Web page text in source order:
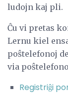
ludojn kaj pli.
Ĉu vi pretas
Lernu kiel
poŝtelefonoj
via
Registriĝi